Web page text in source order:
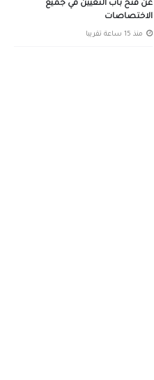
عن فتح باب التعيين في جميع
الاختصاصات
منذ 15 ساعة تقريبا